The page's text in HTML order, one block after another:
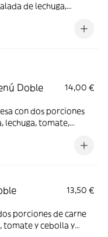
de lechuga,
Doble
14,00 €
con dos porciones
lechuga, tomate,
13,50 €
porciones de carne
tomate y cebolla y